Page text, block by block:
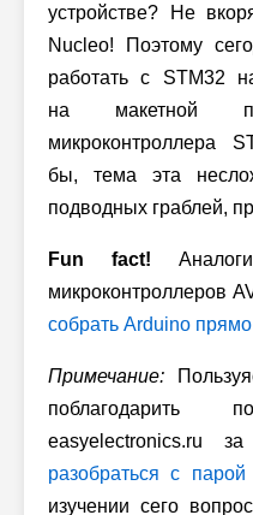
устройстве? Не
Nucleo! Поэтому
работать с STM32
на макетной
микроконтроллера
бы, тема эта
подводных граблей,
Fun fact!
микроконтроллеров
собрать Arduino
Примечание:
поблагодарить
easyelectronics.ru
разобраться с
изучении сего